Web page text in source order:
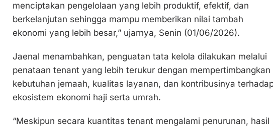
menciptakan pengelolaan yang lebih produktif, efektif, dan
berkelanjutan sehingga mampu memberikan nilai tambah
ekonomi yang lebih besar,” ujarnya, Senin (01/06/2026).
Jaenal menambahkan, penguatan tata kelola dilakukan melalui
penataan tenant yang lebih terukur dengan mempertimbangkan
kebutuhan jemaah, kualitas layanan, dan kontribusinya
ekosistem ekonomi haji serta umrah.
“Meskipun secara kuantitas tenant mengalami penurunan, hasil